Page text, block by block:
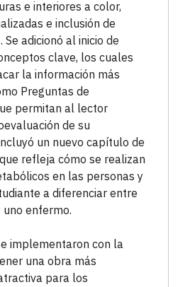
e interiores a color,
e inclusión de
Se adicionó al inicio de
clave, los cuales
la información más
Preguntas de
permitan al lector
de su
un nuevo capítulo de
refleja cómo se realizan
en las personas y
a diferenciar entre
uno enfermo.
implementaron con la
una obra más
para los